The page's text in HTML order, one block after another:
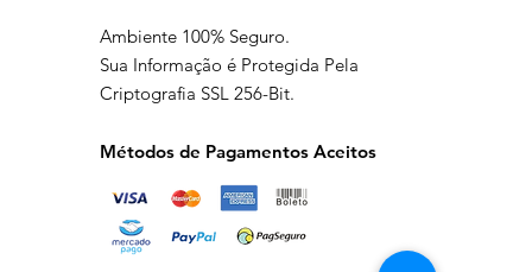
Ambiente 100% Seguro.
Sua Informação é Protegida Pela
Criptografia SSL 256-Bit.
Métodos de Pagamentos Aceitos